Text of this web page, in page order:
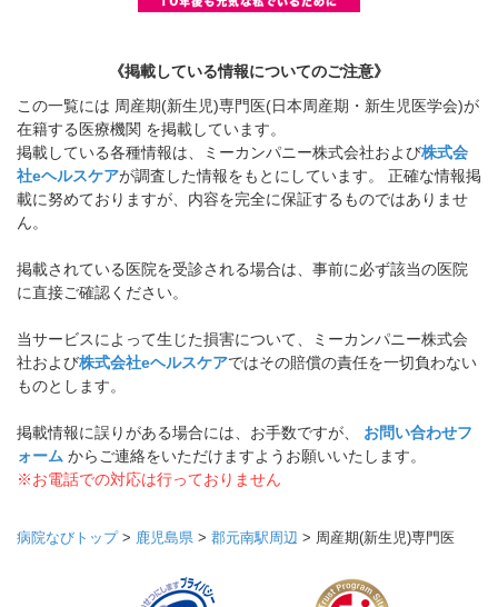
《掲載している情報についてのご注意》
この一覧には 周産期(新生児)専門医(日本周産期・新生児医学会)が
在籍する医療機関 を掲載しています。
掲載している各種情報は、ミーカンパニー株式会社および株式会
社eヘルスケアが調査した情報をもとにしています。 正確な情報掲
載に努めておりますが、内容を完全に保証するものではありませ
ん。
掲載されている医院を受診される場合は、事前に必ず該当の医院
に直接ご確認ください。
当サービスによって生じた損害について、ミーカンパニー株式会
社および株式会社eヘルスケアではその賠償の責任を一切負わない
ものとします。
掲載情報に誤りがある場合には、お手数ですが、 お問い合わせフ
ォーム からご連絡をいただけますようお願いいたします。
※お電話での対応は行っておりません
病院なびトップ> 鹿児島県 > 郡元南駅周辺 > 周産期(新生児)専門医